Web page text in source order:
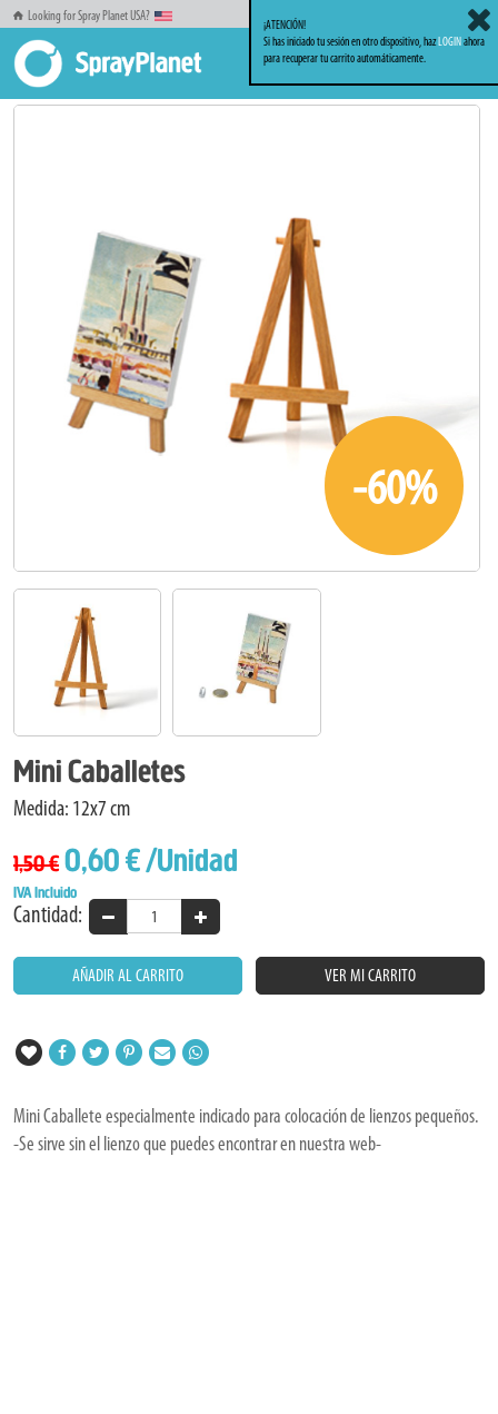
Looking for Spray Planet USA?
Inicio Bellas Artes Mini Caballetes
-60%
Mini Caballetes
Medida: 12x7 cm
1,50 € 0,60 €/Unidad
IVA Incluido
Cantidad:
AÑADIR AL CARRITO VER MI CARRITO
Mini Caballete especialmente indicado para colocación de lienzos pequeños.
-Se sirve sin el lienzo que puedes encontrar en nuestra web-
¡ATENCIÓN!
Si has iniciado tu sesión en otro dispositivo, hazLOGINahora
para recuperar tu carrito automáticamente.